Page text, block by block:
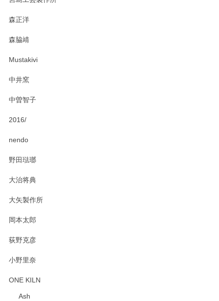
おかけしました。 ありがとうございます。
森正洋
森脇靖
Mustakivi
中井窯
中曽智子
2016/
nendo
野田琺瑯
大治将典
大矢製作所
岡本太郎
荻野克彦
小野里奈
ONE KILN
Ash